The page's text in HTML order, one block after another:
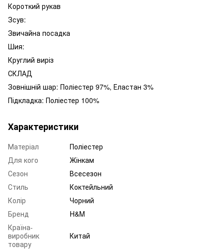
Короткий рукав
Зсув:
Звичайна посадка
Шия:
Круглий виріз
СКЛАД
Зовнішній шар: Поліестер 97%, Еластан 3%
Підкладка: Поліестер 100%
Характеристики
Матеріал
Поліестер
Для кого
Жінкам
Сезон
Всесезон
Стиль
Коктейльний
Колір
Чорний
Бренд
H&M
Країна-
виробник
товару
Китай